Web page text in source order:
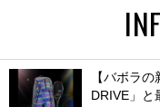
【バボラ
DRIVE」と